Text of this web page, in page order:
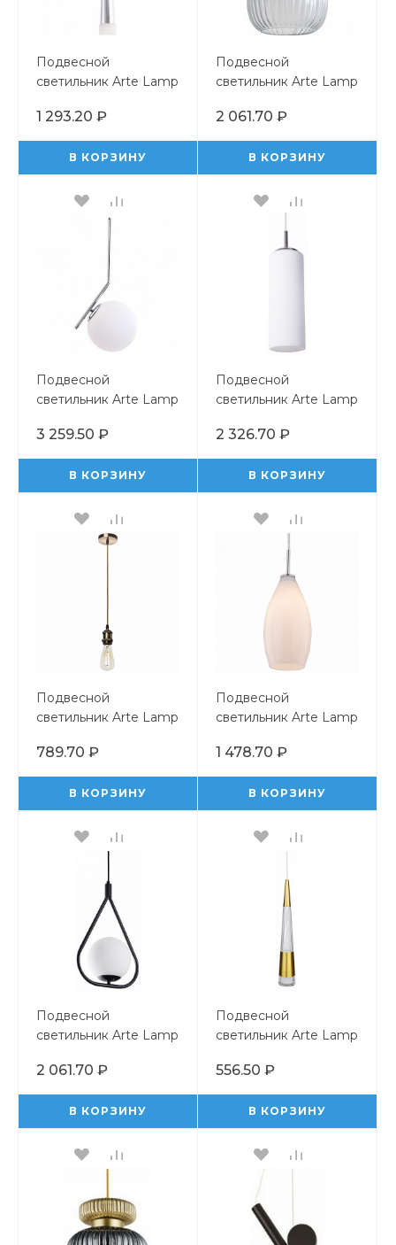
Подвесной
светильник Arte Lamp
1 293.20 ₽
В КОРЗИНУ
Подвесной
светильник Arte Lamp
2 061.70 ₽
В КОРЗИНУ
Подвесной
светильник Arte Lamp
1CC
3 259.50 ₽
В КОРЗИНУ
Подвесной
светильник Arte Lamp
2 326.70 ₽
В КОРЗИНУ
Подвесной
светильник Arte Lamp
789.70 ₽
В КОРЗИНУ
Подвесной
светильник Arte Lamp
1 478.70 ₽
В КОРЗИНУ
Подвесной
светильник Arte Lamp
2 061.70 ₽
В КОРЗИНУ
Подвесной
светильник Arte Lamp
556.50 ₽
В КОРЗИНУ